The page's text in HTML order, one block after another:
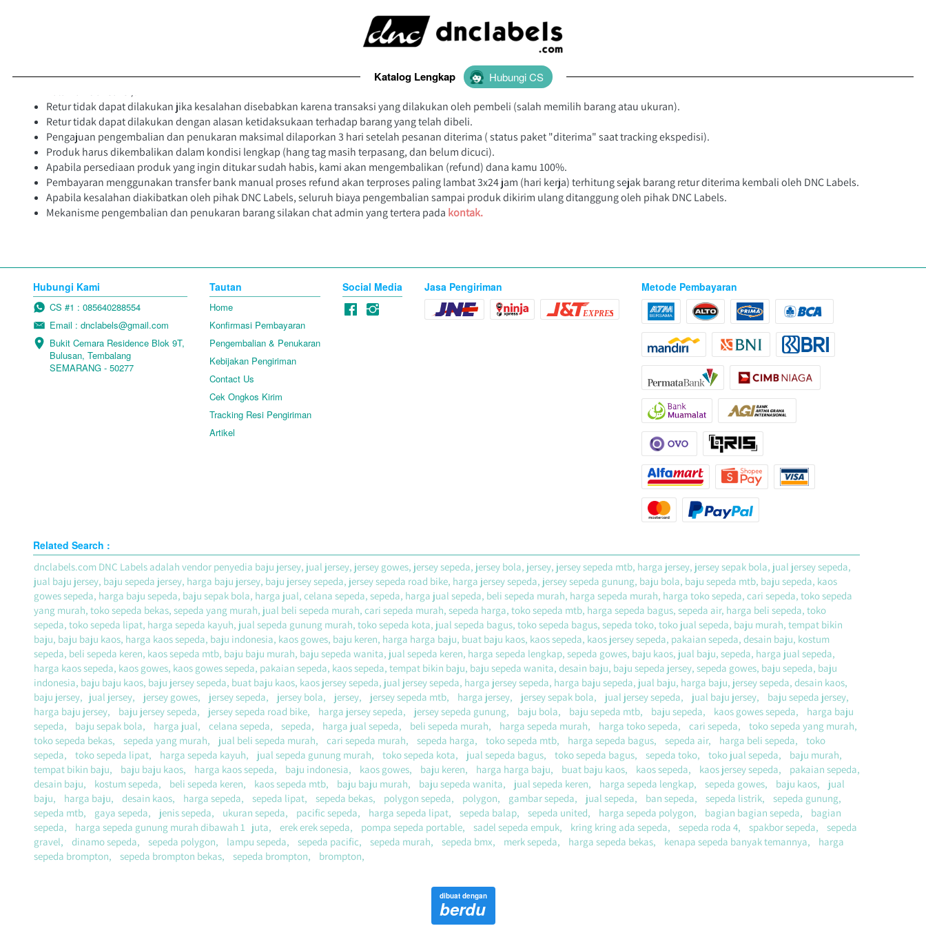
Katalog Lengkap ` Hubungi CS
Syarat dan Ketentuan Pengembalian & Penukaran Barang :
Kamu dapat mengajukan pengembalian dan penukaran barang apabila produk yang kamu terima terdapat cacat atau salah kirim (jenis produk ataupun size yang tidak sesuai dengan
Retur tidak dapat dilakukan jika kesalahan disebabkan karena transaksi yang dilakukan oleh pembeli (salah memilih barang atau ukuran).
Retur tidak dapat dilakukan dengan alasan ketidaksukaan terhadap barang yang telah dibeli.
Pengajuan pengembalian dan penukaran maksimal dilaporkan 3 hari setelah pesanan diterima ( status paket "diterima" saat tracking ekspedisi).
Produk harus dikembalikan dalam kondisi lengkap (hang tag masih terpasang, dan belum dicuci).
Apabila persediaan produk yang ingin ditukar sudah habis, kami akan mengembalikan (refund) dana kamu 100%.
Pembayaran menggunakan transfer bank manual proses refund akan terproses paling lambat 3x24 jam (hari kerja) terhitung sejak barang retur diterima kembali oleh DNC Labels.
Apabila kesalahan diakibatkan oleh pihak DNC Labels, seluruh biaya pengembalian sampai produk dikirim ulang ditanggung oleh pihak DNC Labels.
Mekanisme pengembalian dan penukaran barang silakan chat admin yang tertera pada kontak.
Hubungi Kami
CS #1 : 085640288554
Email : dnclabels@gmail.com
Bukit Cemara Residence Blok 9T,
Bulusan, Tembalang
SEMARANG - 50277
Tautan
Home
Konfirmasi Pembayaran
Pengembalian & Penukaran
Kebijakan Pengiriman
Contact Us
Cek Ongkos Kirim
Tracking Resi Pengiriman
Artikel
Social Media Jasa Pengiriman Metode Pembayaran
Related Search :
dnclabels.com DNC Labels adalah vendor penyedia baju jersey, jual jersey, jersey gowes, jersey sepeda, jersey bola, jersey, jersey sepeda mtb, harga jersey, jersey sepak bola, jual jersey sepeda,
jual baju jersey, baju sepeda jersey, harga baju jersey, baju jersey sepeda, jersey sepeda road bike, harga jersey sepeda, jersey sepeda gunung, baju bola, baju sepeda mtb, baju sepeda, kaos
gowes sepeda, harga baju sepeda, baju sepak bola, harga jual, celana sepeda, sepeda, harga jual sepeda, beli sepeda murah, harga sepeda murah, harga toko sepeda, cari sepeda, toko sepeda
yang murah, toko sepeda bekas, sepeda yang murah, jual beli sepeda murah, cari sepeda murah, sepeda harga, toko sepeda mtb, harga sepeda bagus, sepeda air, harga beli sepeda, toko
sepeda, toko sepeda lipat, harga sepeda kayuh, jual sepeda gunung murah, toko sepeda kota, jual sepeda bagus, toko sepeda bagus, sepeda toko, toko jual sepeda, baju murah, tempat bikin
baju, baju baju kaos, harga kaos sepeda, baju indonesia, kaos gowes, baju keren, harga harga baju, buat baju kaos, kaos sepeda, kaos jersey sepeda, pakaian sepeda, desain baju, kostum
sepeda, beli sepeda keren, kaos sepeda mtb, baju baju murah, baju sepeda wanita, jual sepeda keren, harga sepeda lengkap, sepeda gowes, baju kaos, jual baju, sepeda, harga jual sepeda,
harga kaos sepeda, kaos gowes, kaos gowes sepeda, pakaian sepeda, kaos sepeda, tempat bikin baju, baju sepeda wanita, desain baju, baju sepeda jersey, sepeda gowes, baju sepeda, baju
baju jersey,   jual jersey,    jersey gowes,    jersey sepeda,    jersey bola,    jersey,    jersey sepeda mtb,    harga jersey,    jersey sepak bola,    jual jersey sepeda,    jual baju jersey,    baju sepeda jersey,
harga baju jersey,    baju jersey sepeda,    jersey sepeda road bike,    harga jersey sepeda,    jersey sepeda gunung,    baju bola,    baju sepeda mtb,    baju sepeda,    kaos gowes sepeda,    harga baju
sepeda,    baju sepak bola,    harga jual,    celana sepeda,    sepeda,    harga jual sepeda,    beli sepeda murah,    harga sepeda murah,    harga toko sepeda,    cari sepeda,    toko sepeda yang murah,
toko sepeda bekas,    sepeda yang murah,    jual beli sepeda murah,    cari sepeda murah,    sepeda harga,    toko sepeda mtb,    harga sepeda bagus,    sepeda air,    harga beli sepeda,    toko
sepeda,    toko sepeda lipat,    harga sepeda kayuh,    jual sepeda gunung murah,    toko sepeda kota,    jual sepeda bagus,    toko sepeda bagus,    sepeda toko,    toko jual sepeda,    baju murah,
tempat bikin baju,    baju baju kaos,    harga kaos sepeda,    baju indonesia,    kaos gowes,    baju keren,    harga harga baju,    buat baju kaos,    kaos sepeda,    kaos jersey sepeda,    pakaian sepeda,
desain baju,    kostum sepeda,    beli sepeda keren,    kaos sepeda mtb,    baju baju murah,    baju sepeda wanita,    jual sepeda keren,    harga sepeda lengkap,    sepeda gowes,    baju kaos,    jual
baju,    harga baju,    desain kaos,    harga sepeda,    sepeda lipat,    sepeda bekas,    polygon sepeda,    polygon,    gambar sepeda,    jual sepeda,    ban sepeda,    sepeda listrik,    sepeda gunung,
sepeda mtb,    gaya sepeda,    jenis sepeda,    ukuran sepeda,    pacific sepeda,    harga sepeda lipat,    sepeda balap,    sepeda united,    harga sepeda polygon,    bagian bagian sepeda,    bagian
sepeda,    harga sepeda gunung murah dibawah 1   juta,    erek erek sepeda,    pompa sepeda portable,    sadel sepeda empuk,    kring kring ada sepeda,    sepeda roda 4,    spakbor sepeda,    sepeda
gravel,    dinamo sepeda,    sepeda polygon,    lampu sepeda,    sepeda pacific,    sepeda murah,    sepeda bmx,    merk sepeda,    harga sepeda bekas,    kenapa sepeda banyak temannya,    harga
sepeda brompton,    sepeda brompton bekas,    sepeda brompton,    brompton,
dibuat dengan
berdu